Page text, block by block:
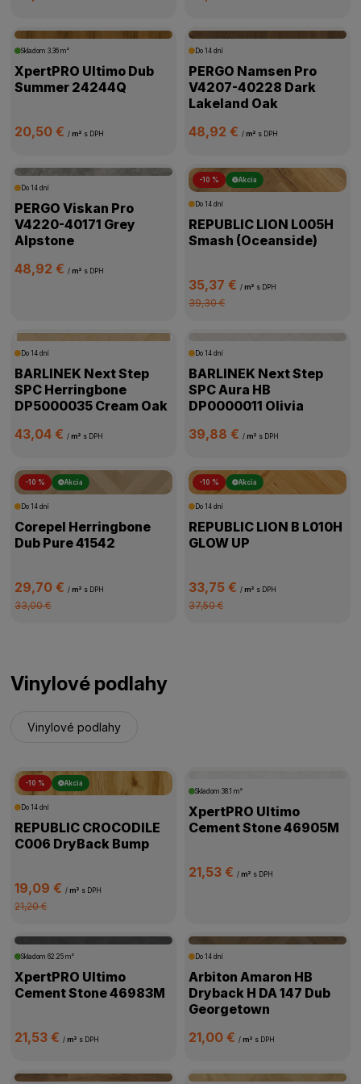
Skladom3.36 m²
XpertPRO Ultimo Dub
Summer 24244Q
20,50 €/ m² s DPH
Do 14 dní
PERGO Namsen Pro
V4207-40228 Dark
Lakeland Oak
48,92 € / m² s DPH
Do 14 dní
PERGO Viskan Pro
V4220-40171 Grey
Alpstone
48,92 €/ m² s DPH
-10 % Akcia
Do 14 dní
REPUBLIC LION L005H
Smash (Oceanside)
35,37 € / m² s DPH
39,30 €
Do 14 dní
BARLINEK Next Step
SPC Herringbone
DP5000035 Cream Oak
43,04 €/ m² s DPH
Do 14 dní
BARLINEK Next Step
SPC Aura HB
DP0000011 Olivia
39,88 € / m² s DPH
-10 % Akcia
Do 14 dní
Corepel Herringbone
Dub Pure 41542
29,70 €/ m² s DPH
33,00 €
-10 % Akcia
Do 14 dní
REPUBLIC LION B L010H
GLOW UP
33,75 € / m² s DPH
37,50 €
Vinylové podlahy
Vinylové podlahy
-10 % Akcia
Do 14 dní
REPUBLIC CROCODILE
C006 DryBack Bump
19,09 €/ m² s DPH
21,20 €
Skladom 38.1 m²
XpertPRO Ultimo
Cement Stone 46905M
21,53 € / m² s DPH
Skladom62.25 m²
XpertPRO Ultimo
Cement Stone 46983M
21,53 €/ m² s DPH
Do 14 dní
Arbiton Amaron HB
Dryback H DA 147 Dub
Georgetown
21,00 € / m² s DPH